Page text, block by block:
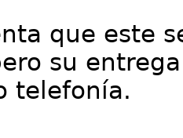
que este
su
telefonía.